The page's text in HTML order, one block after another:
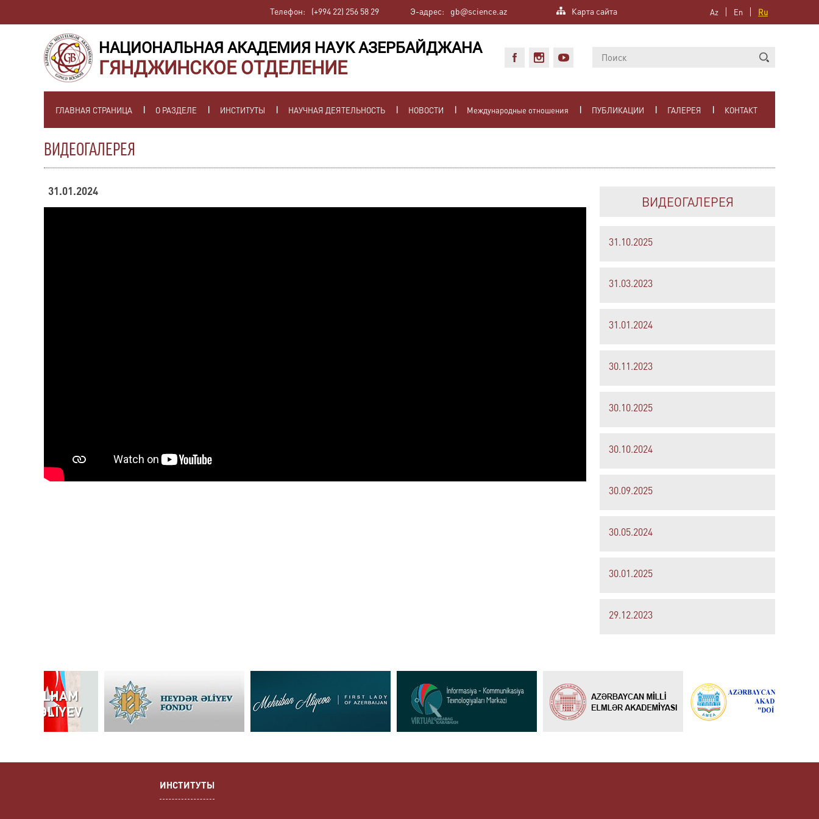
Az En Ru
Карта сайта
Э-адрес: gb@science.az
Телефон: (+994 22) 256 58 29
НАЦИОНАЛЬНАЯ АКАДЕМИЯ НАУК АЗЕРБАЙДЖАНА
ГЯНДЖИНСКОЕ ОТДЕЛЕНИЕ
ГЛАВНАЯ СТРАНИЦА О РАЗДЕЛЕ ИНСТИТУТЫ НАУЧНАЯ ДЕЯТЕЛЬНОСТЬ НОВОСТИ Международные отношения ПУБЛИКАЦИИ ГАЛЕРЕЯ КОНТАКТ
ВИДЕОГАЛЕРЕЯ
31.01.2024
ВИДЕОГАЛЕРЕЯ
31.10.2025
31.03.2023
31.01.2024
30.11.2023
30.10.2025
30.10.2024
30.09.2025
30.05.2024
30.01.2025
29.12.2023
ИНСТИТУТЫ